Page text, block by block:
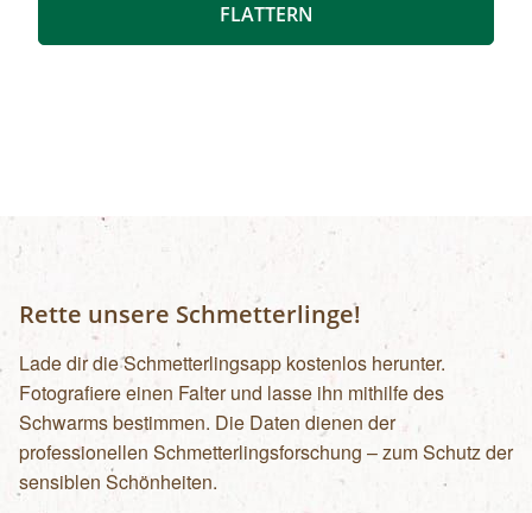
Veranstaltungsort befindet sich ein
FLATTERN
Rette unsere Schmetterlinge!
Lade dir die Schmetterlingsapp kostenlos herunter.
Fotografiere einen Falter und lasse ihn mithilfe des
Schwarms bestimmen. Die Daten dienen der
professionellen Schmetterlingsforschung – zum Schutz der
sensiblen Schönheiten.